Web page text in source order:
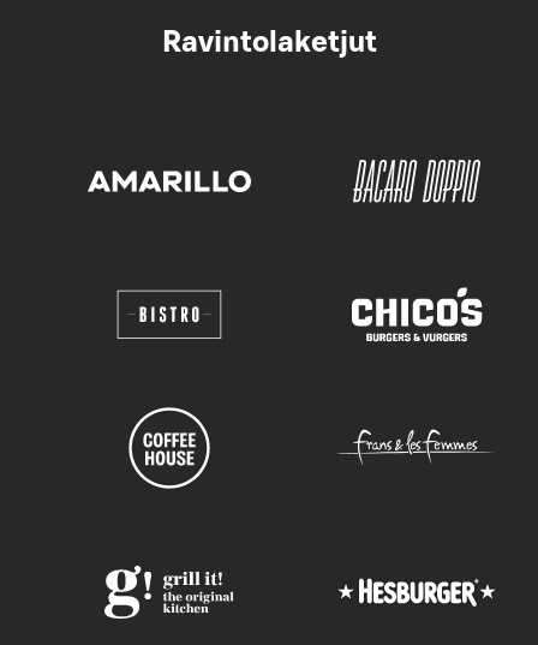
Ravintolaketjut